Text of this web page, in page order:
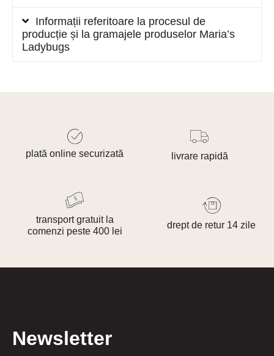
Informații referitoare la procesul de
producție și la gramajele produselor Maria’s
Ladybugs
plată online securizată livrare rapidă
transport gratuit la
comenzi peste 400 lei
drept de retur 14 zile
Newsletter